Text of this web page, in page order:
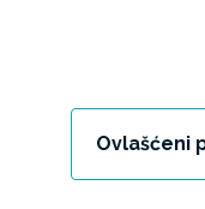
Ovlašćeni